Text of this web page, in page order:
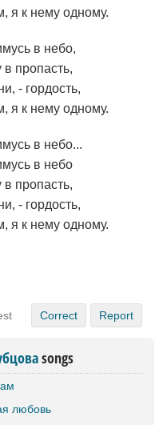
я к нему одному.
в небо,
пропасть,
- гордость,
я к нему одному.
в небо...
в небо
пропасть,
- гордость,
я к нему одному.
Correct Report
songs
любовь